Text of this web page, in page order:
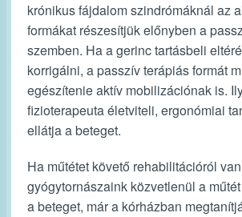
krónikus fájdalom szindrómáknál az
formákat részesítjük előnyben a
szemben. Ha a gerinc tartásbeli
korrigálni, a passzív terápiás formát
egészítenie aktív mobilizációnak is.
fizioterapeuta életviteli, ergonómiai
ellátja a beteget.
Ha műtétet követő rehabilitációról
gyógytornászaink közvetlenül a
a beteget, már a kórházban